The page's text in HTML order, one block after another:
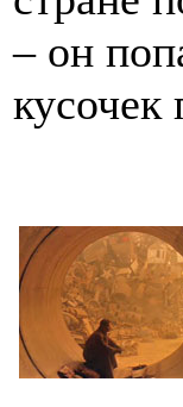
– он
кусочек